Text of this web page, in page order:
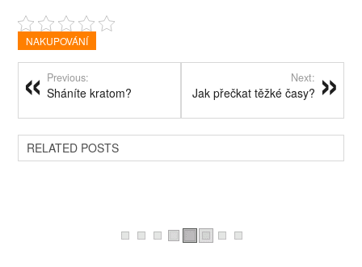
NAKUPOVÁNÍ
Previous:
Sháníte kratom?
Next:
Jak přečkat těžké časy?
RELATED POSTS